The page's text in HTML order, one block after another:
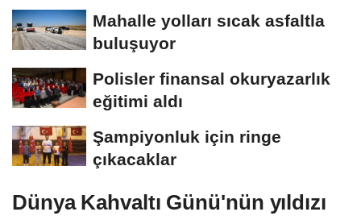
Mahalle yolları sıcak asfaltla
buluşuyor
Polisler finansal okuryazarlık
eğitimi aldı
Şampiyonluk için ringe
çıkacaklar
Dünya Kahvaltı Günü'nün yıldızı